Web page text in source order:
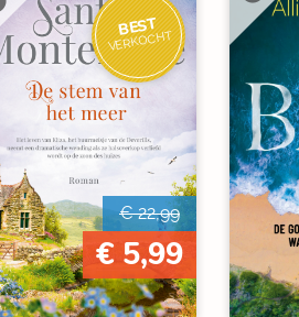
BEST
VERKOCHT
€ 22,99
€ 5,99